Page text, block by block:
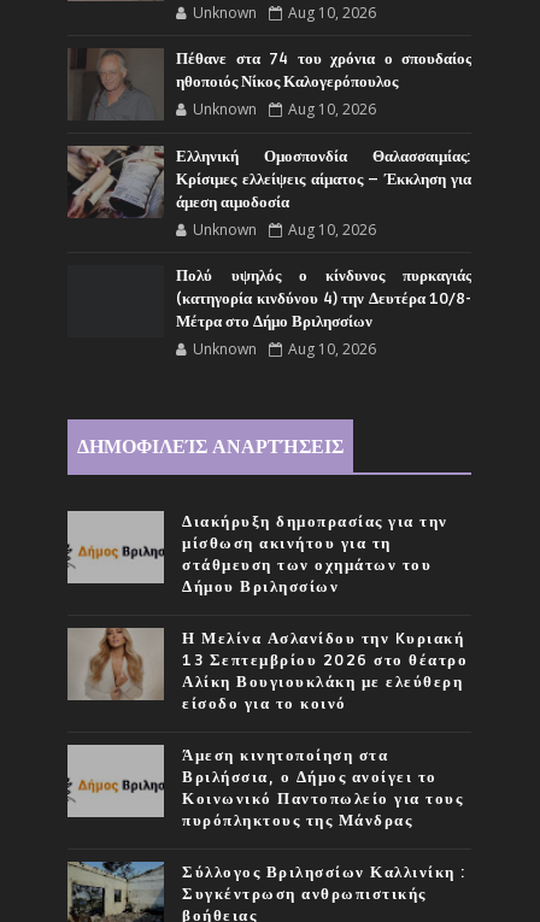
Unknown Aug 10, 2026
Πέθανε στα 74 του χρόνια ο σπουδαίος
ηθοποιός Νίκος Καλογερόπουλος
Unknown Aug 10, 2026
Ελληνική Ομοσπονδία Θαλασσαιμίας:
Κρίσιμες ελλείψεις αίματος – Έκκληση για
άμεση αιμοδοσία
Unknown Aug 10, 2026
Πολύ υψηλός ο κίνδυνος πυρκαγιάς
(κατηγορία κινδύνου 4) την Δευτέρα 10/8-
Μέτρα στο Δήμο Βριλησσίων
Unknown Aug 10, 2026
ΔΗΜΟΦΙΛΕΊΣ ΑΝΑΡΤΉΣΕΙΣ
Διακήρυξη δημοπρασίας για την
μίσθωση ακινήτου για τη
στάθμευση των οχημάτων του
Δήμου Βριλησσίων
Η Μελίνα Ασλανίδου την Kυριακή
13 Σεπτεμβρίου 2026 στο θέατρο
Αλίκη Βουγιουκλάκη με ελεύθερη
είσοδο για το κοινό
Άμεση κινητοποίηση στα
Βριλήσσια, ο Δήμος ανοίγει το
Κοινωνικό Παντοπωλείο για τους
πυρόπληκτους της Μάνδρας
Σύλλογος Βριλησσίων Καλλινίκη :
Συγκέντρωση ανθρωπιστικής
βοήθειας